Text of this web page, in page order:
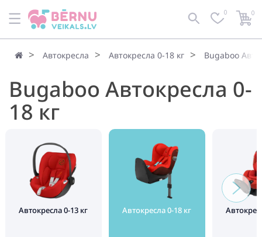
0 0
Автокресла Автокресла 0-18 кг Bugaboo
Bugaboo Автокресла 0-
18 кг
Автокресла 0-13 кг Автокресла 0-18 кг